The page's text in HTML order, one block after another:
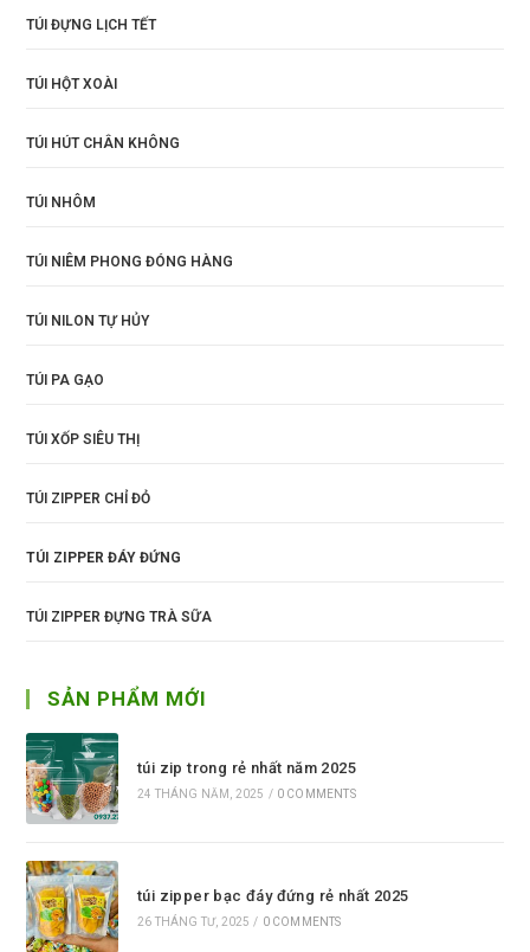
TÚI ĐỰNG LỊCH TẾT
TÚI HỘT XOÀI
TÚI HÚT CHÂN KHÔNG
TÚI NHÔM
TÚI NIÊM PHONG ĐÓNG HÀNG
TÚI NILON TỰ HỦY
TÚI PA GẠO
TÚI XỐP SIÊU THỊ
TÚI ZIPPER CHỈ ĐỎ
TÚI ZIPPER ĐÁY ĐỨNG
TÚI ZIPPER ĐỰNG TRÀ SỮA
SẢN PHẨM MỚI
túi zip trong rẻ nhất năm 2025
24 THÁNG NĂM, 2025 / 0 COMMENTS
túi zipper bạc đáy đứng rẻ nhất 2025
26 THÁNG TƯ, 2025 / 0 COMMENTS